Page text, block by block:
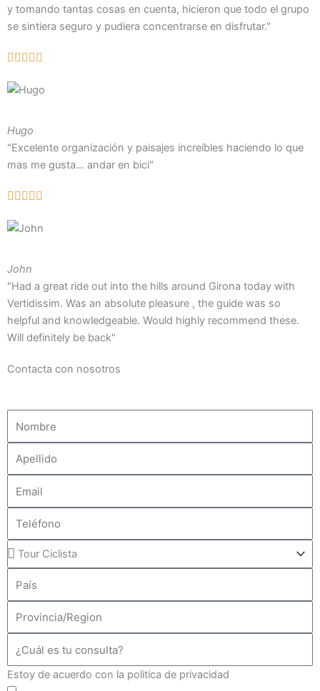
y tomando tantas cosas en cuenta, hicieron que todo el grupo
se sintiera seguro y pudiera concentrarse en disfrutar."
Hugo
"Excelente organización y paisajes increíbles haciendo lo que
mas me gusta... andar en bici"
John
"Had a great ride out into the hills around Girona today with
Vertidissim. Was an absolute pleasure , the guide was so
helpful and knowledgeable. Would highly recommend these.
Will definitely be back"
Contacta con nosotros
Estoy de acuerdo con la politica de privacidad